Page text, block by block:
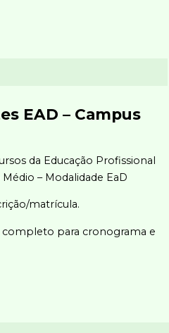
EAD – Campus
da Educação Profissional
– Modalidade EaD
matrícula.
completo para cronograma e